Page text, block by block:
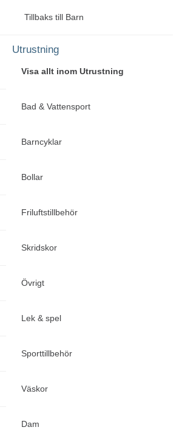
Tillbaks till Barn
Utrustning
Visa allt inom Utrustning
Bad & Vattensport
Barncyklar
Bollar
Friluftstillbehör
Skridskor
Övrigt
Lek & spel
Sporttillbehör
Väskor
Dam